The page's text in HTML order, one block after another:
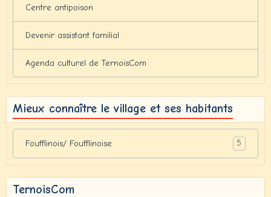
Centre antipoison
Devenir assistant familial
Agenda culturel de TernoisCom
Mieux connaître le village et ses habitants
Foufflinois/ Foufflinoise 5
TernoisCom